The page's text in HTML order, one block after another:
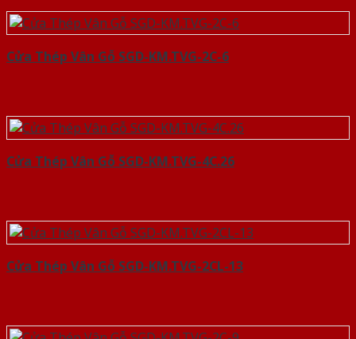
Cửa Thép Vân Gỗ SGD-KM.TVG-2C-6
Cửa Thép Vân Gỗ SGD-KM.TVG-4C.26
Cửa Thép Vân Gỗ SGD-KM.TVG-2CL-13